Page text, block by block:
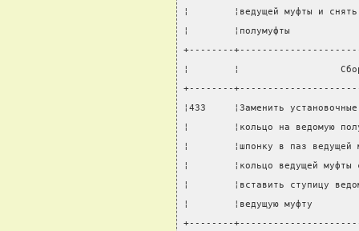
¦        ¦ведущей муфты и
¦        ¦полумуфты
+--------
¦        ¦
+--------
¦433     ¦Заменить
¦        ¦кольцо на ведомую
¦        ¦шпонку в паз
¦        ¦кольцо ведущей
¦        ¦вставить ступицу
¦        ¦ведущую муфту
+--------